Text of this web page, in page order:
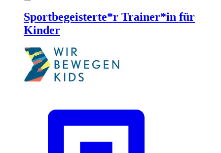
Sportbegeisterte*r Trainer*in für
Kinder